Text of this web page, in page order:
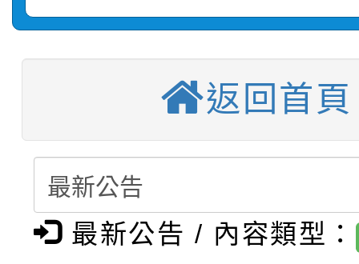
結果(第11招)
學年度第1學期第9次代
結果(第3招)
【甄選結果(第4招)】
結果(第4招)
學年度第1學期第7次
結果(第12招)
轉知：桃園市115學年
賽及師生本土語及新住
賽實施要點
轉知：「桃園市115學
比賽實施要點」
轉知：「115年金融知
動辦法」
轉知臺中市政府政風處
返回首頁
最新公告 / 內容類型：